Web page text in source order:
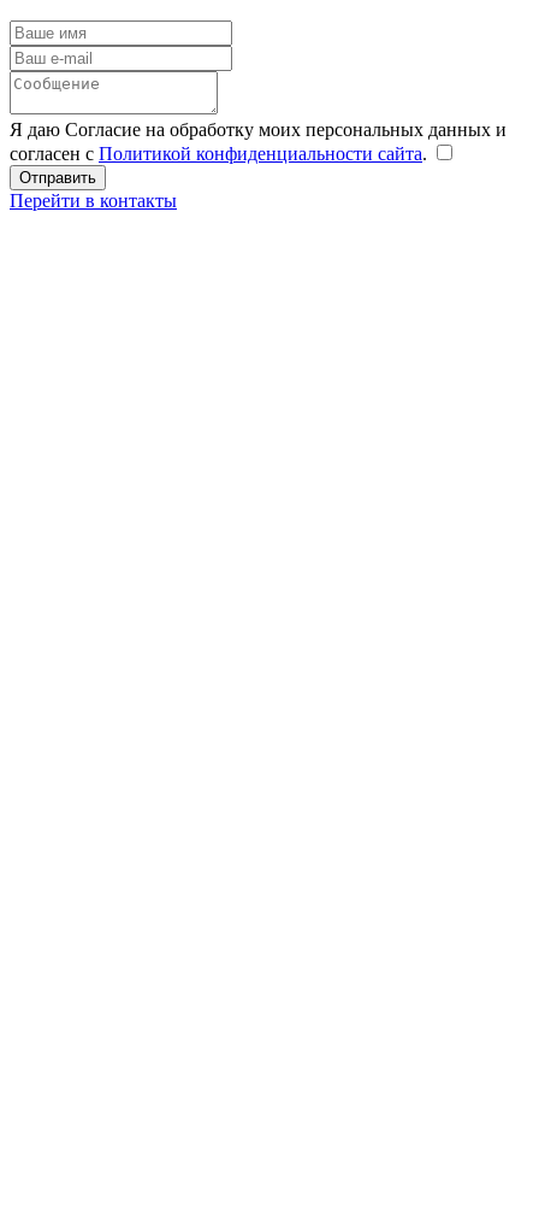
Я даю Согласие на обработку моих персональных данных и
согласен с Политикой конфиденциальности сайта.
Перейти в контакты